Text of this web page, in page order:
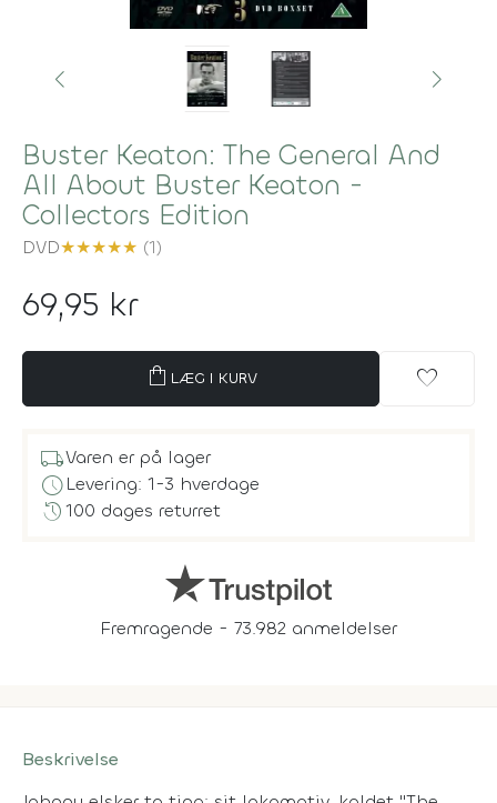
Buster Keaton: The General And
All About Buster Keaton -
Collectors Edition
DVD★★★★★ (1)
69,95 kr
shopping_bag LÆG I KURV favorite
local_shippingVaren er på lager
scheduleLevering: 1-3 hverdage
history100 dages returret
Fremragende - 73.982 anmeldelser
Beskrivelse